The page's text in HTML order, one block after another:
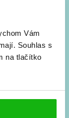
Vám
Souhlas s
na tlačítko
filmové